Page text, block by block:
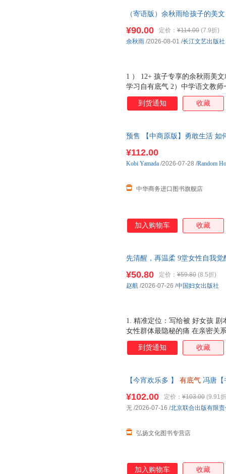
（寄语版）余秋雨给孩子的美
的语文学习自有底气 2）中学
1 ） 12+ 孩子专享的余秋雨美
学习自有底气 2）中学语文教
叙、议、抒三种表达方式完美
巧、阅读能力一站式配齐
¥90.00 定价： ¥114.00 (7.9折)
余秋雨 /2026-08-01 /长江文艺出版社
到货通知 收藏
预售 【中商原版】勇敢生活 如
¥112.00
中华商务进口图书旗舰店
Kobi Yamada /2026-07-28 /Random
加入购物车 收藏
先清醒，再温柔 9堂女性自我
密关系、人际边界、情绪自洽
长、独处美学、身体接纳 9堂
1. 精准定位：写给被 好女孩 剧
女性群体最隐秘的痛 在亲密关
好学生、在家庭里当乖女儿，
不是泛泛的女性成长书，而是
扯、情绪内耗与失控、不敢承
有。 3. 不说教，不给标准答案
，而是每一章都配有症状自查
¥50.80 定价： ¥59.80 (8.5折)
赵航 /2026-07-26 /中国妇女出版社
到货通知 收藏
【今宵欢乐多 】 有底气 冯唐【
¥102.00 定价： ¥103.00 (9.91
弘扬文化图书专营店
无 /2026-07-16 /北京联合出版有限
加入购物车 收藏